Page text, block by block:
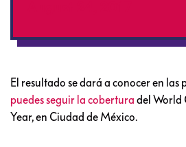
El resultado se dará a conocer en las
puedes seguir la cobertura del World
Year, en Ciudad de México.